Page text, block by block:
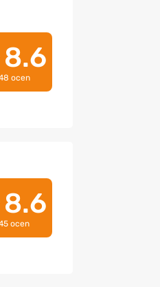
8.6
ocen
8.6
ocen